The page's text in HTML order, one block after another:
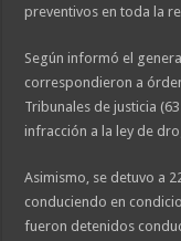
preventivos en toda la
Según informó el
correspondieron a
Tribunales de justicia
infracción a la ley de
Asimismo, se detuvo a
conduciendo en
fueron detenidos